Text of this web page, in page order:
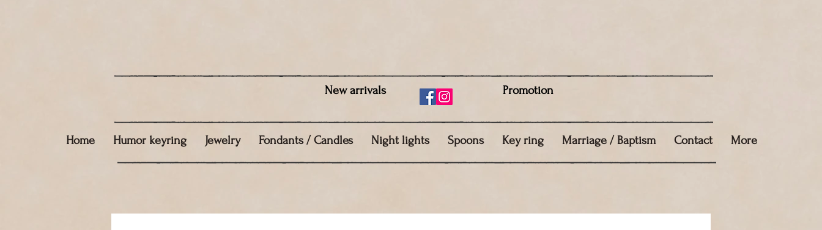
New arrivals Promotion
Home Humor keyring Jewelry Fondants / Candles Night lights Spoons Key ring Marriage / Baptism Contact More